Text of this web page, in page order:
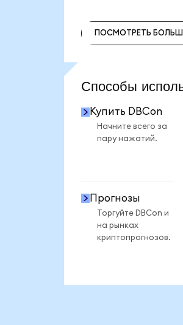
ПОСМОТРЕТЬ
Способы
Купить DBCon
Начните всего за
пару нажатий.
Прогнозы
Торгуйте DBCon и
на рынках
криптопрогнозов.